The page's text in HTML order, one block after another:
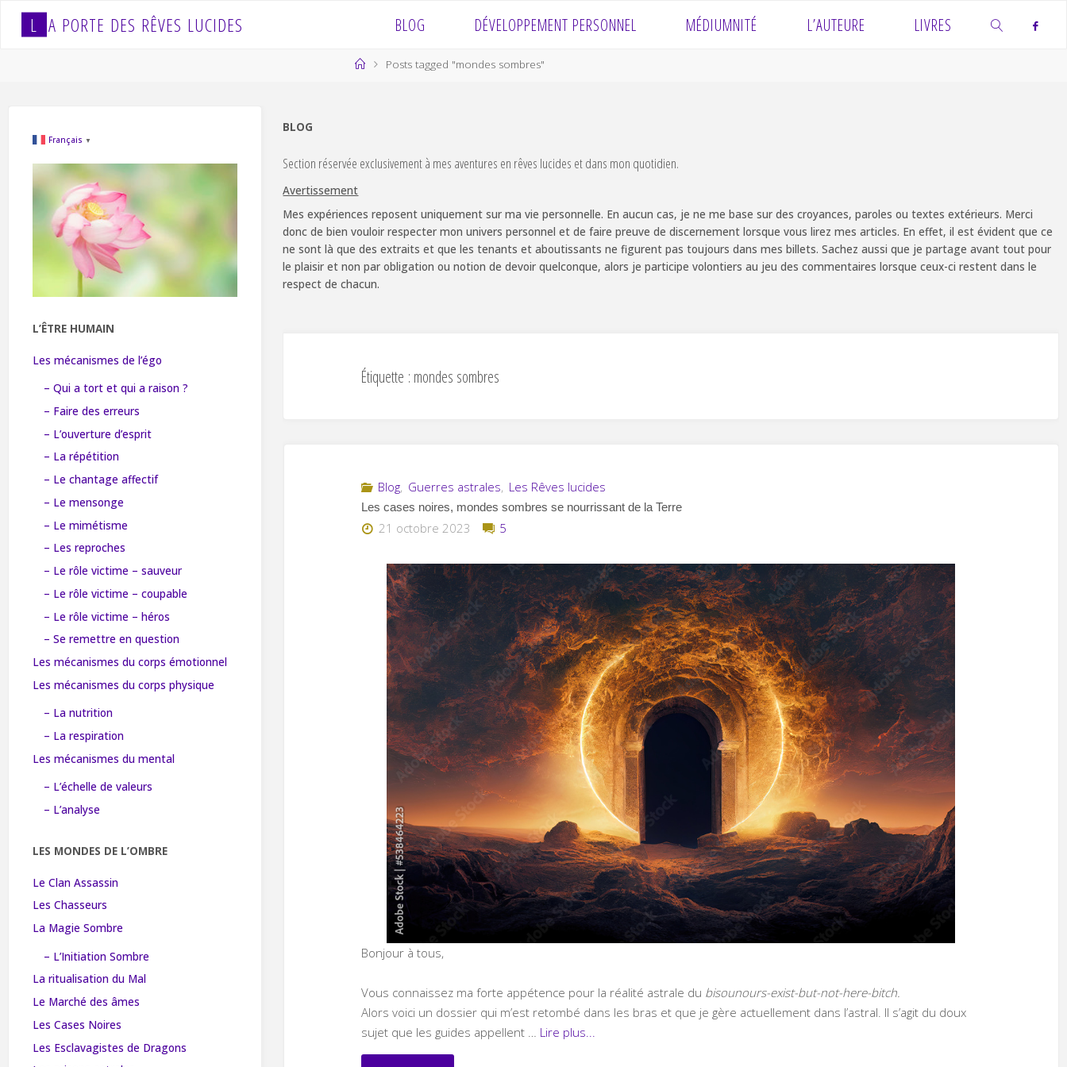
L A PORTE DES RÊVES LUCIDES BLOG DÉVELOPPEMENT PERSONNEL MÉDIUMNITÉ L’AUTEURE LIVRES
HomePosts tagged "mondes sombres"
BLOG
Section réservée exclusivement à mes aventures en rêves lucides et dans mon quotidien.
Avertissement
Mes expériences reposent uniquement sur ma vie personnelle. En aucun cas, je ne me base sur des croyances, paroles ou textes extérieurs. Merci
donc de bien vouloir respecter mon univers personnel et de faire preuve de discernement lorsque vous lirez mes articles. En effet, il est évident que ce
ne sont là que des extraits et que les tenants et aboutissants ne figurent pas toujours dans mes billets. Sachez aussi que je partage avant tout pour
le plaisir et non par obligation ou notion de devoir quelconque, alors je participe volontiers au jeu des commentaires lorsque ceux-ci restent dans le
respect de chacun.
Étiquette : mondes sombres
Blog, Guerres astrales, Les Rêves lucides
Les cases noires, mondes sombres se nourrissant de la Terre
21 octobre 2023 5
Bonjour à tous,
Vous connaissez ma forte appétence pour la réalité astrale du bisounours-exist-but-not-here-bitch.
Alors voici un dossier qui m’est retombé dans les bras et que je gère actuellement dans l’astral. Il s’agit du doux
sujet que les guides appellent … Lire plus...
Français ▼
L’ÊTRE HUMAIN
Les mécanismes de l’égo
– Qui a tort et qui a raison ?
– Faire des erreurs
– L’ouverture d’esprit
– La répétition
– Le chantage affectif
– Le mensonge
– Le mimétisme
– Les reproches
– Le rôle victime – sauveur
– Le rôle victime – coupable
– Le rôle victime – héros
– Se remettre en question
Les mécanismes du corps émotionnel
Les mécanismes du corps physique
– La nutrition
– La respiration
Les mécanismes du mental
– L’échelle de valeurs
– L’analyse
LES MONDES DE L’OMBRE
Le Clan Assassin
Les Chasseurs
La Magie Sombre
– L’Initiation Sombre
La ritualisation du Mal
Le Marché des âmes
Les Cases Noires
Les Esclavagistes de Dragons